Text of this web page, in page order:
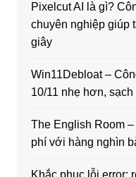
Pixelcut AI là gì?
chuyên nghiệp giúp
giây
Win11Debloat –
10/11 nhẹ hơn,
The English Room
phí với hàng nghìn
Khắc phục lỗi error: